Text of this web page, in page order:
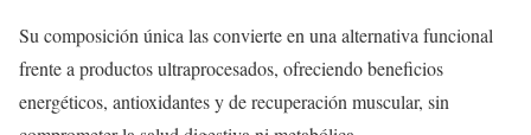
Su composición única las convierte en una alternativa funcional
frente a productos ultraprocesados, ofreciendo beneficios
energéticos, antioxidantes y de recuperación muscular, sin